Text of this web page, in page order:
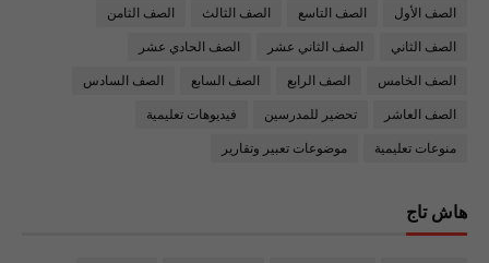
الصف الأول الصف التاسع الصف الثالث الصف الثامن
الصف الثاني الصف الثاني عشر الصف الحادي عشر
الصف الخامس الصف الرابع الصف السابع الصف السادس
الصف العاشر تحضير للمدرسين فيديوهات تعليمية
منوعات تعليمية موضوعات تعبير وتقارير
هاش تاج